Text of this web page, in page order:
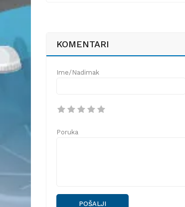
KOMENTARI
Ime/Nadimak
Poruka
POŠALJI